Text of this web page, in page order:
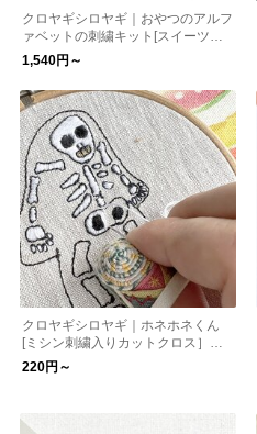
クロヤギシロヤギ｜おやつのアルフ
ァベットの刺繍キット[スイーツ好
き/初心者でも楽しい/図案付/入園入
学/通園］
1,540円～
クロヤギシロヤギ｜ホネホネくん
[ミシン刺繍入りカットクロス］ハ
ロウィン/図案写しなし
220円～